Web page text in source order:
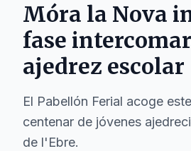
Móra la Nova
fase
ajedrez escolar
El Pabellón Ferial acoge
centenar de jóvenes
de l'Ebre.